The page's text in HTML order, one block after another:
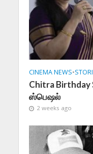
CINEMA NEWS•
Chitra Birthday
ஸ்பெஷல்
2 weeks ago